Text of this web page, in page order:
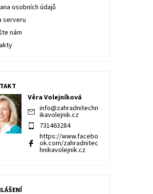
osobních údajů
serveru
nám
Věra Volejníková
info@zahradnitechn
ikavolejnik.cz
731463284
https://www.facebo
ok.com/zahradnitec
hnikavolejnik.cz